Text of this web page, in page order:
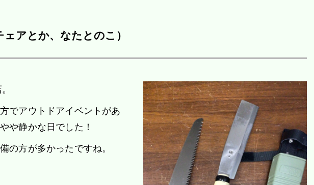
アとか、なたとのこ）
でアウトドアイベントがあ
や静かな日でした！
の方が多かったですね。